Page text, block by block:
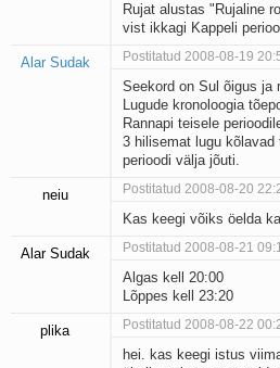
Rujat alustas "Rujaline
vist ikkagi Kappeli
Alar Sudak Postitatud 2008-08-19
Seekord on Sul õigus ja
Lugude kronoloogia
Rannapi teisele
3 hilisemat lugu
perioodi välja jõuti.
neiu Postitatud 2008-08-20
Kas keegi võiks öelda
Alar Sudak Postitatud 2008-08-21
Algas kell 20:00
Lõppes kell 23:20
plika Postitatud 2008-08-22
hei. kas keegi istus